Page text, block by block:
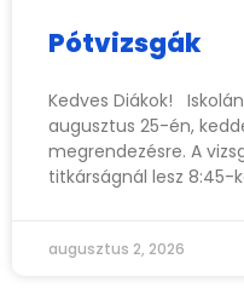
Pótvizsgák
Kedves Diákok!
augusztus 25-én,
megrendezésre. A
titkárságnál lesz 8:45-
augusztus 2, 2026